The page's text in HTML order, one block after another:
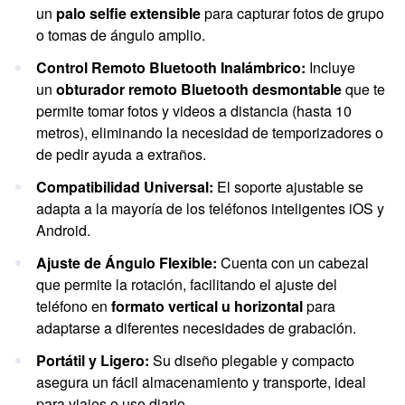
un palo selfie extensiblepara capturar fotos de grupo
o tomas de ángulo amplio.
Control Remoto Bluetooth Inalámbrico: Incluye
un obturador remoto Bluetooth desmontableque te
permite tomar fotos y videos a distancia (hasta 10
metros), eliminando la necesidad de temporizadores o
de pedir ayuda a extraños.
Compatibilidad Universal: El soporte ajustable se
adapta a la mayoría de los teléfonos inteligentes iOS y
Android.
Ajuste de Ángulo Flexible: Cuenta con un cabezal
que permite la rotación, facilitando el ajuste del
teléfono en formato vertical u horizontalpara
adaptarse a diferentes necesidades de grabación.
Portátil y Ligero: Su diseño plegable y compacto
asegura un fácil almacenamiento y transporte, ideal